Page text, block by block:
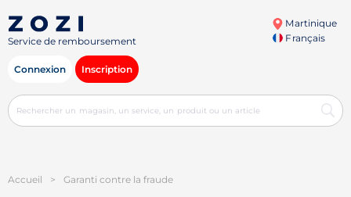
Service de remboursement
Martinique
Français
Connexion Inscription
Accueil > Garanti contre la fraude